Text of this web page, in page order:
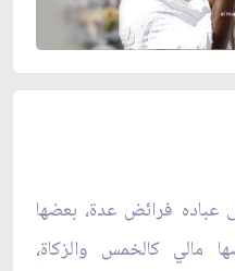
فرائض عدة، بعضها
مالي كالخمس والزكاة،